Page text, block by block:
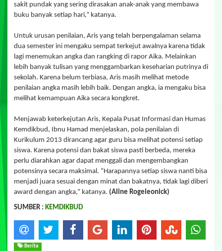
sakit pundak yang sering dirasakan anak-anak yang membawa
buku banyak setiap hari,” katanya.
Untuk urusan penilaian, Aris yang telah berpengalaman selama
dua semester ini mengaku sempat terkejut awalnya karena tidak
lagi menemukan angka dan rangking di rapor Aika. Melainkan
lebih banyak tulisan yang menggambarkan keseharian putrinya di
sekolah. Karena belum terbiasa, Aris masih melihat metode
penilaian angka masih lebih baik. Dengan angka, ia mengaku bisa
melihat kemampuan Aika secara kongkret.
Menjawab keterkejutan Aris, Kepala Pusat Informasi dan Humas
Kemdikbud, Ibnu Hamad menjelaskan, pola penilaian di
Kurikulum 2013 dirancang agar guru bisa melihat potensi setiap
siswa. Karena potensi dan bakat siswa pasti berbeda, mereka
perlu diarahkan agar dapat menggali dan mengembangkan
potensinya secara maksimal. “Harapannya setiap siswa nanti bisa
menjadi juara sesuai dengan minat dan bakatnya, tidak lagi diberi
award dengan angka,” katanya. (Aline Rogeleonick)
SUMBER : KEMDIKBUD
Berita